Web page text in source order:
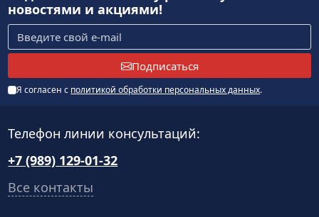
новостями и акциями!
Подписаться
Я согласен с политикой обработки персональных данных.
Телефон линии консультаций:
+7 (989) 129-01-32
Все контакты